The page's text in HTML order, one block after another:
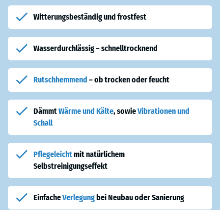
Balkonplatten bieten eine hervorragendeTrittschalldämmungund
entdröhnen den Balkon.
und witterungsbeständigeBalkonplatten an, die in der Regel direkt
auf dem Boden der Loggia verlegt werden. Bei Rissen und
Undichtigkeiten lässt sich der Loggiaboden mit ALLESDICHT einfach
unddauerhaftabdichten.
Witterungsbeständig und frostfest
Wasserdurchlässig – schnelltrocknend
Rutschhemmend – ob trocken oder feucht
DämmtWärme und Kälte, sowieVibrationen und
Schall
Pflegeleichtmit natürlichem
Selbstreinigungseffekt
EinfacheVerlegungbei Neubau oder Sanierung